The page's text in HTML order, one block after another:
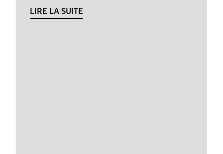
LIRE LA SUITE